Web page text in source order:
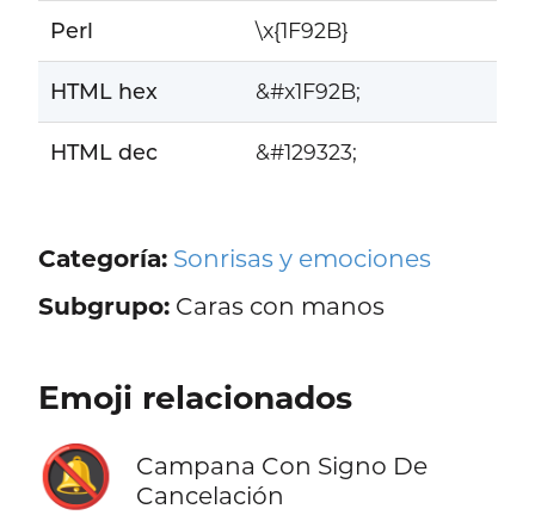
Perl \x{1F92B}
HTML hex &#x1F92B;
HTML dec &#129323;
Categoría: Sonrisas y emociones
Subgrupo:Caras con manos
Emoji relacionados
🔕
Campana Con Signo De
Cancelación